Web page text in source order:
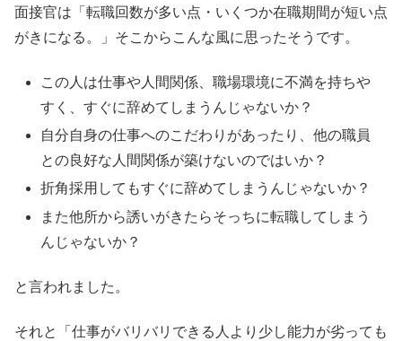
面接官は「転職回数が多い点・いくつか在職期間が短い点
がきになる。」そこからこんな風に思ったそうです。
この人は仕事や人間関係、職場環境に不満を持ちや
すく、すぐに辞めてしまうんじゃないか？
自分自身の仕事へのこだわりがあったり、他の職員
との良好な人間関係が築けないのではいか？
折角採用してもすぐに辞めてしまうんじゃないか？
また他所から誘いがきたらそっちに転職してしまう
んじゃないか？
と言われました。
それと「仕事がバリバリできる人より少し能力が劣っても